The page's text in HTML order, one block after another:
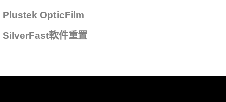
Plustek OpticFilm
SilverFast軟件重置